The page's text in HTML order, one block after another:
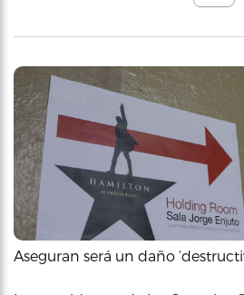
Aseguran será un daño